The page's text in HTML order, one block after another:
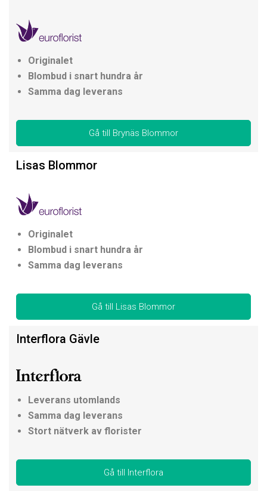
Originalet
Blombud i snart hundra år
Samma dag leverans
Gå till Brynäs Blommor
Lisas Blommor
Originalet
Blombud i snart hundra år
Samma dag leverans
Gå till Lisas Blommor
Interflora Gävle
Leverans utomlands
Samma dag leverans
Stort nätverk av florister
Gå till Interflora